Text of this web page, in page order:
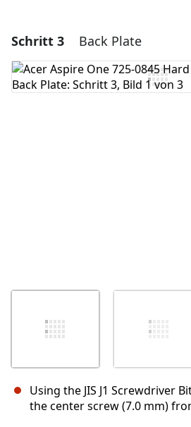
Schritt 3 Back Plate
Using the JIS J1 Screwdriver
the center screw (7.0 mm)